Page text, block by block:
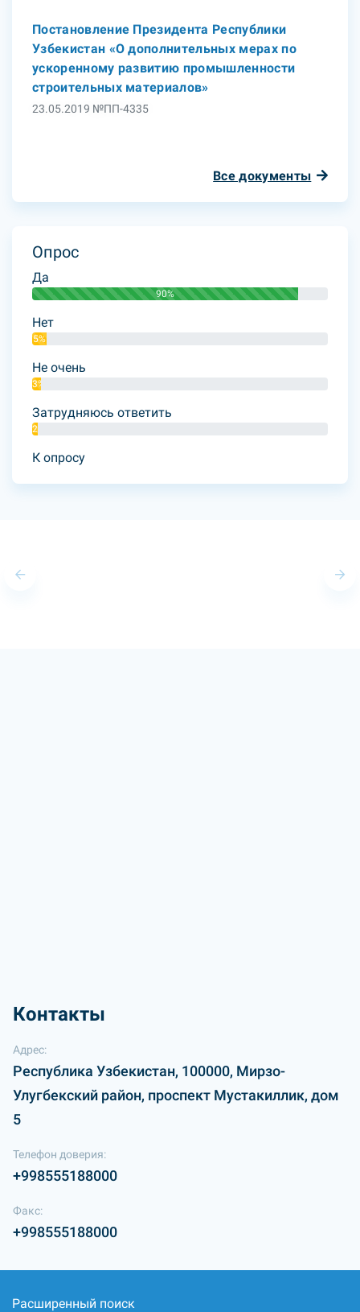
Постановление Президента Республики
Узбекистан «О дополнительных мерах по
ускоренному развитию промышленности
строительных материалов»
23.05.2019 №ПП-4335
Все документы
Опрос
Да
90%
Нет
5%
Не очень
3%
Затрудняюсь ответить
2%
К опросу
Контакты
Адрес:
Республика Узбекистан, 100000, Мирзо-
Улугбекский район, проспект Мустакиллик, дом
5
Телефон доверия:
+998555188000
Факс:
+998555188000
Расширенный поиск